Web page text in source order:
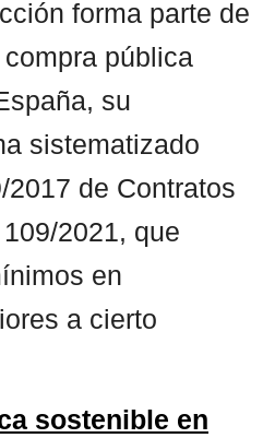
forma parte de
pública
su
sistematizado
de Contratos
2021, que
en
a cierto
sostenible en